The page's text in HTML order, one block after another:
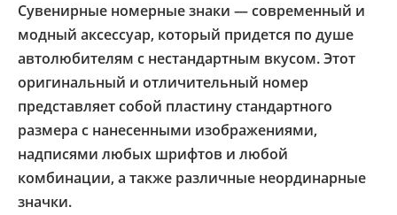
Сувенирные номерные знаки — современный и
модный аксессуар, который придется по душе
автолюбителям с нестандартным вкусом. Этот
оригинальный и отличительный номер
представляет собой пластину стандартного
размера с нанесенными изображениями,
надписями любых шрифтов и любой
комбинации, а также различные неординарные
значки.